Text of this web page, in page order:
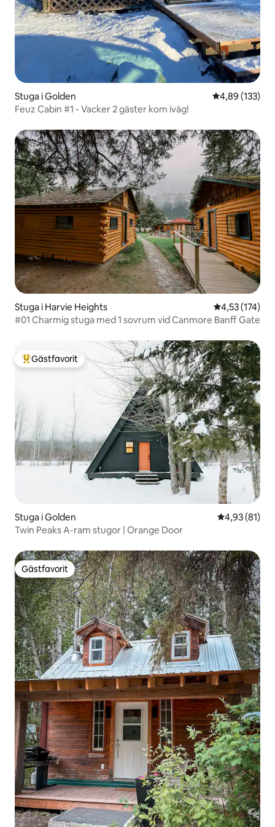
Stuga i Golden 4,89 av 5 i
4,89 (133)
Feuz Cabin #1 - Vacker 2 gäster kom iväg!
Stuga i Harvie Heights 4,53 av 5 i
4,53 (174)
#01 Charmig stuga med 1 sovrum vid Canmore Banff Gate
Populär gästfavorit
Gästfavorit
Stuga i Golden 4,93 av 5 i
4,93 (81)
Twin Peaks A-ram stugor | Orange Door
Gästfavorit
Gästfavorit